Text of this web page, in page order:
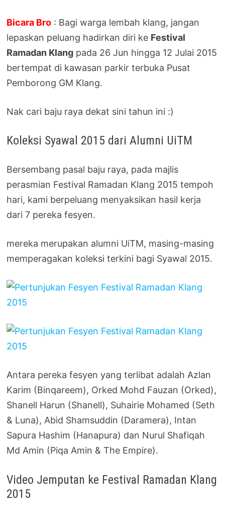
Bicara Bro : Bagi warga lembah klang, jangan
lepaskan peluang hadirkan diri ke Festival
Ramadan Klang pada 26 Jun hingga 12 Julai 2015
bertempat di kawasan parkir terbuka Pusat
Pemborong GM Klang.
Nak cari baju raya dekat sini tahun ini :)
Koleksi Syawal 2015 dari Alumni UiTM
Bersembang pasal baju raya, pada majlis
perasmian Festival Ramadan Klang 2015 tempoh
hari, kami berpeluang menyaksikan hasil kerja
dari 7 pereka fesyen.
mereka merupakan alumni UiTM, masing-masing
memperagakan koleksi terkini bagi Syawal 2015.
Antara pereka fesyen yang terlibat adalah Azlan
Karim (Binqareem), Orked Mohd Fauzan (Orked),
Shanell Harun (Shanell), Suhairie Mohamed (Seth
& Luna), Abid Shamsuddin (Daramera), Intan
Sapura Hashim (Hanapura) dan Nurul Shafiqah
Md Amin (Piqa Amin & The Empire).
Video Jemputan ke Festival Ramadan Klang
2015